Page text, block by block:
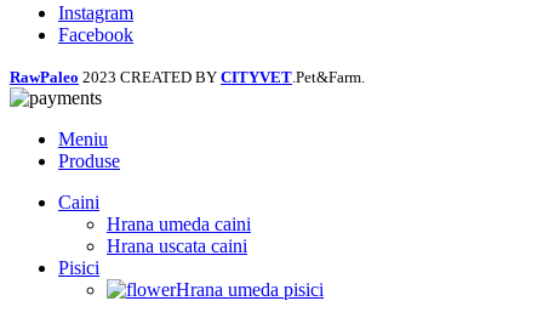
Instagram
Facebook
RawPaleo 2023 CREATED BY CITYVET .Pet&Farm.
Meniu
Produse
Caini
Hrana umeda caini
Hrana uscata caini
Pisici
Hrana umeda pisici